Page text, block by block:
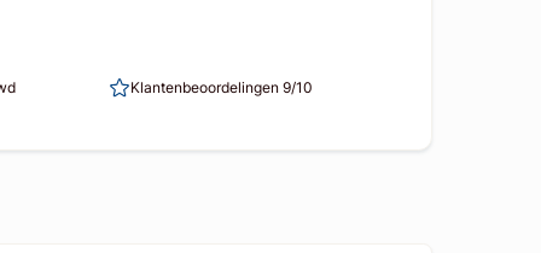
Klantenbeoordelingen 9/10